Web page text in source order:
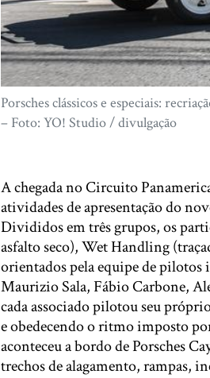
Porsches clássicos e especiais:
– Foto: YO! Studio / divulgação
A chegada no Circuito
atividades de apresentação do
Divididos em três grupos, os
asfalto seco), Wet Handling
orientados pela equipe de
Maurizio Sala, Fábio Carbone,
cada associado pilotou seu
e obedecendo o ritmo imposto
aconteceu a bordo de Porsches
trechos de alagamento, rampas,